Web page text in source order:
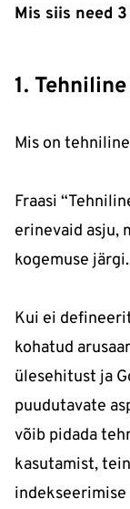
Mis siis need
1.
Mis on
Fraasi
erinevaid asju,
kogemuse järgi.
Kui ei
kohatud
ülesehitust ja
puudutavate
võib pidada
kasutamist,
indekseerimise